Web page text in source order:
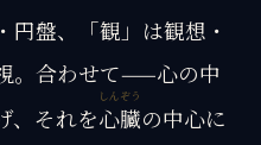
円盤、「観」は観想・
。合わせて——心の中
、それを心臓
しんぞう
の中心に